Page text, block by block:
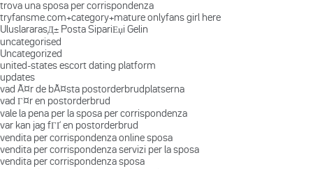
trova una sposa per corrispondenza
tryfansme.com+category+mature onlyfans girl here
UluslararasД± Posta SipariЕџi Gelin
uncategorised
Uncategorized
united-states escort dating platform
updates
vad Ã¤r de bÃ¤sta postorderbrudplatserna
vad Г¤r en postorderbrud
vale la pena per la sposa per corrispondenza
var kan jag fГҐ en postorderbrud
vendita per corrispondenza online sposa
vendita per corrispondenza servizi per la sposa
vendita per corrispondenza sposa